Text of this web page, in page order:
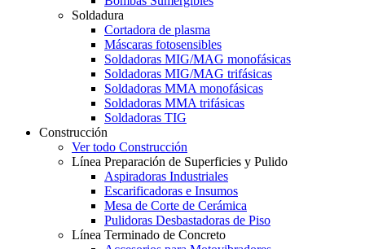
Soldadura
Cortadora de plasma
Máscaras fotosensibles
Soldadoras MIG/MAG monofásicas
Soldadoras MIG/MAG trifásicas
Soldadoras MMA monofásicas
Soldadoras MMA trifásicas
Soldadoras TIG
Construcción
Ver todo Construcción
Línea Preparación de Superficies y Pulido
Aspiradoras Industriales
Escarificadoras e Insumos
Mesa de Corte de Cerámica
Pulidoras Desbastadoras de Piso
Línea Terminado de Concreto